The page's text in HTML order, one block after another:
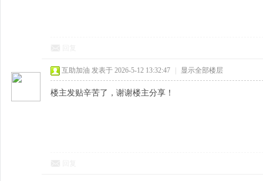
互助加油 发表于 2026-5-12 13:32:47 显示全部楼层
楼主发贴辛苦了，谢谢楼主分享！